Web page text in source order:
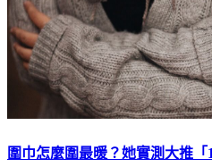
圍巾怎麼圍最暖？她實測大推「